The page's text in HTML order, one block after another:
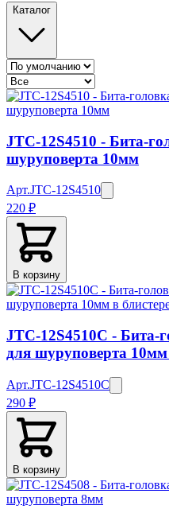
Каталог
JTC-12S4510 - Бита-
шуруповерта 10мм
Арт.JTC-12S4510
220 ₽
В корзину
JTC-12S4510C - Бита-
для шуруповерта 10мм
Арт.JTC-12S4510C
290 ₽
В корзину